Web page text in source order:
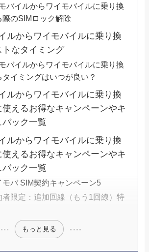
バイルからワイモバイルに乗り換
際のSIMロック解除
ルからワイモバイルに乗り換
トなタイミング
バイルからワイモバイルに乗り換
タイミングはいつが良い？
ルからワイモバイルに乗り換
使えるお得なキャンペーンやキ
バック一覧
ルからワイモバイルに乗り換
使えるお得なキャンペーンやキ
バック一覧
モバ SIM契約キャンペーン5
者限定：追加回線（もう1回線）特
もっと見る